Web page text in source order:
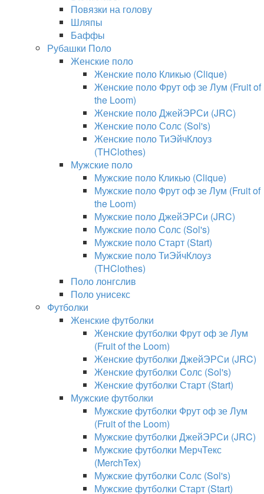
Повязки на голову
Шляпы
Баффы
Рубашки Поло
Женские поло
Женские поло Кликью (Clique)
Женские поло Фрут оф зе Лум (Fruit of
the Loom)
Женские поло ДжейЭРСи (JRC)
Женские поло Солс (Sol's)
Женские поло ТиЭйчКлоуз
(THClothes)
Мужские поло
Мужские поло Кликью (Clique)
Мужские поло Фрут оф зе Лум (Fruit of
the Loom)
Мужские поло ДжейЭРСи (JRC)
Мужские поло Солс (Sol's)
Мужские поло Старт (Start)
Мужские поло ТиЭйчКлоуз
(THClothes)
Поло лонгслив
Поло унисекс
Футболки
Женские футболки
Женские футболки Фрут оф зе Лум
(Fruit of the Loom)
Женские футболки ДжейЭРСи (JRC)
Женские футболки Солс (Sol's)
Женские футболки Старт (Start)
Мужские футболки
Мужские футболки Фрут оф зе Лум
(Fruit of the Loom)
Мужские футболки ДжейЭРСи (JRC)
Мужские футболки МерчТекс
(MerchTex)
Мужские футболки Солс (Sol's)
Мужские футболки Старт (Start)